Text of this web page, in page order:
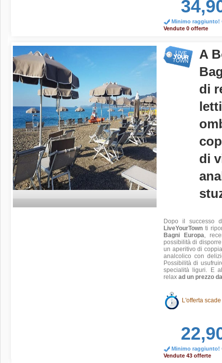
Minimo raggiunto!
Vendute 0 offerte
A
di
di
Dopo il successo
LiveYourTown ti
Bagni Europa ,
possibilità di
un aperitivo di
analcolico con
Possibilità di
specialità liguri. E
relax ad un prezzo
L'offerta
Minimo raggiunto!
Vendute 43 offerte